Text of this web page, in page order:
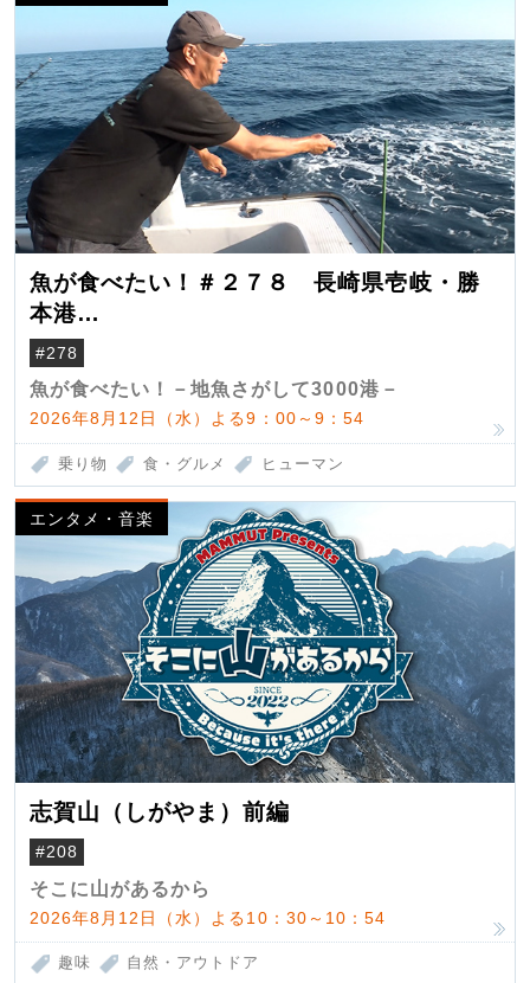
魚が食べたい！＃２７８ 長崎県壱岐・勝
本港
（クロマグロ）
#278
魚が食べたい！－地魚さがして3000港－
2026年8月12日（水）よる9：00～9：54
乗り物 食・グルメ ヒューマン
エンタメ・音楽
志賀山（しがやま）前編
#208
そこに山があるから
2026年8月12日（水）よる10：30～10：54
趣味 自然・アウトドア